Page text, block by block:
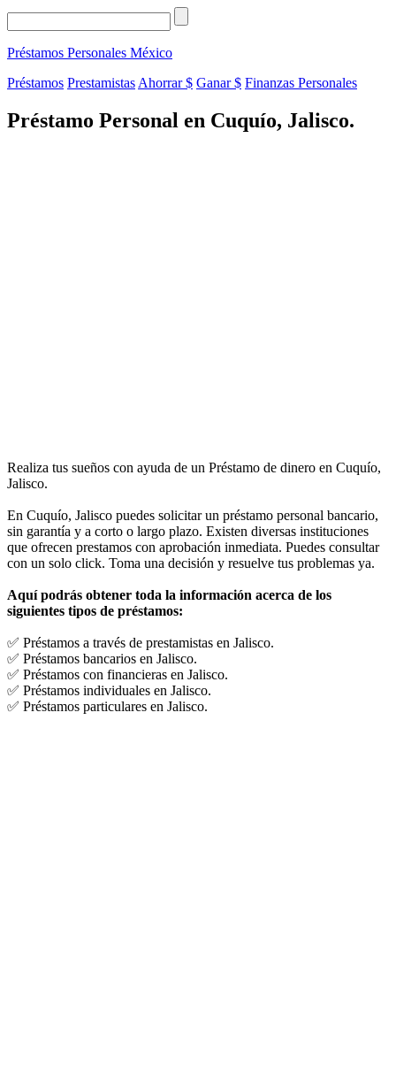
Préstamos Personales México
Préstamos Prestamistas Ahorrar $ Ganar $ Finanzas Personales
Préstamo Personal en Cuquío, Jalisco.
Realiza tus sueños con ayuda de un Préstamo de dinero en Cuquío,
Jalisco.
En Cuquío, Jalisco puedes solicitar un préstamo personal bancario,
sin garantía y a corto o largo plazo. Existen diversas instituciones
que ofrecen prestamos con aprobación inmediata. Puedes consultar
con un solo click. Toma una decisión y resuelve tus problemas ya.
Aquí podrás obtener toda la información acerca de los
siguientes tipos de préstamos:
✅ Préstamos a través de prestamistas en Jalisco.
✅ Préstamos bancarios en Jalisco.
✅ Préstamos con financieras en Jalisco.
✅ Préstamos individuales en Jalisco.
✅ Préstamos particulares en Jalisco.